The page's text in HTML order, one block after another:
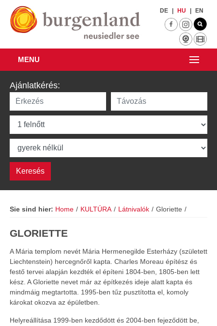
Skip to main content
DE HU EN
MENU
Ajánlatkérés:
Sie sind hier: Home / KULTÚRA / Látnivalók / Gloriette /
GLORIETTE
A Mária templom nevét Mária Hermenegilde Esterházy (született
Liechtenstein) hercegnőről kapta. Charles Moreau építész és
festő tervei alapján kezdték el építeni 1804-ben, 1805-ben lett
kész. A Gloriette nevet már az építkezés ideje alatt kapta és
mindmáig megtartotta. 1995-ben tűz pusztította el, komoly
károkat okozva az épületben.
Helyreállítása 1999-ben kezdődött és 2004-ben fejeződött be,